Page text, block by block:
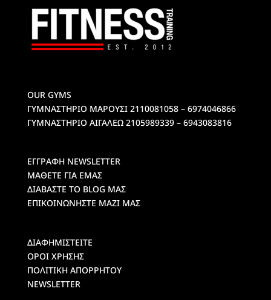
OUR GYMS
ΓΥΜΝΑΣΤΗΡΙΟ ΜΑΡΟΥΣΙ2110081058 – 6974046866
ΓΥΜΝΑΣΤΗΡΙΟ ΑΙΓΑΛΕΩ2105989339 – 6943083816
ΕΓΓΡΑΦΗ NEWSLETTER
ΜΑΘΕΤΕ ΓΙΑ ΕΜΑΣ
ΔΙΑΒΑΣΤΕ ΤΟ BLOG ΜΑΣ
ΕΠΙΚΟΙΝΩΝΗΣΤΕ ΜΑΖΙ ΜΑΣ
ΔΙΑΦΗΜΙΣΤΕΙΤΕ
ΟΡΟΙ ΧΡΗΣΗΣ
ΠΟΛΙΤΙΚΗ ΑΠΟΡΡΗΤΟΥ
NEWSLETTER